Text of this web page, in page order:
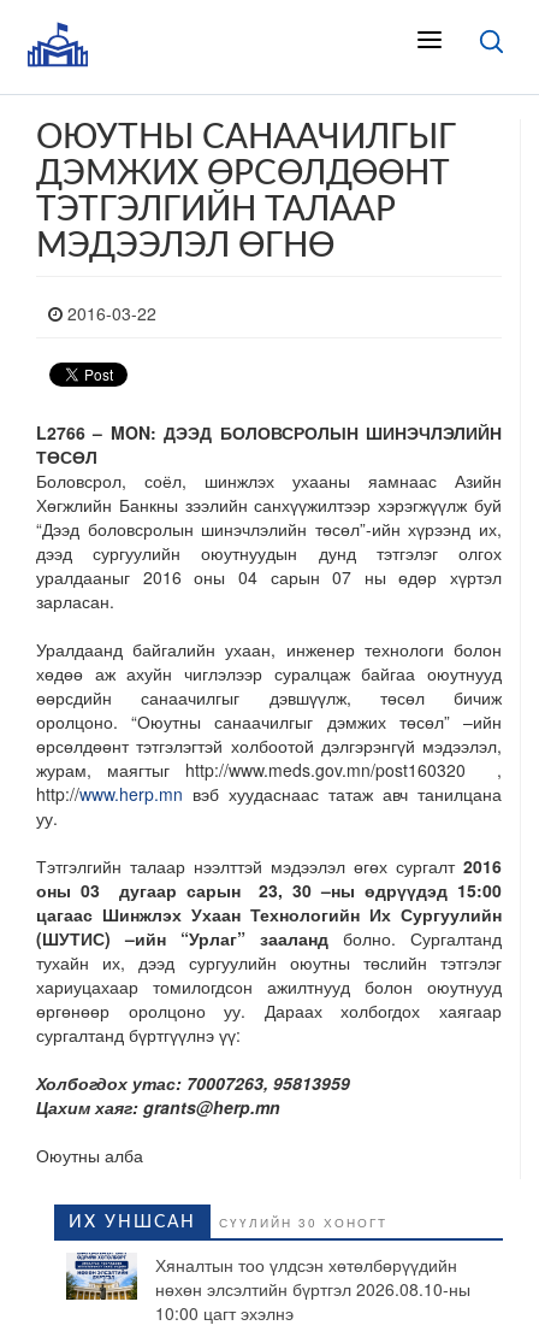
ОЮУТНЫ САНААЧИЛГЫГ
ДЭМЖИХ ӨРСӨЛДӨӨНТ
ТЭТГЭЛГИЙН ТАЛААР
МЭДЭЭЛЭЛ ӨГНӨ
2016-03-22
L2766 – MON:ДЭЭД БОЛОВСРОЛЫН ШИНЭЧЛЭЛИЙН
ТӨСӨЛ
Боловсрол, соёл, шинжлэх ухааны яамнаас Азийн
Хөгжлийн Банкны зээлийн санхүүжилтээр хэрэгжүүлж буй
“Дээд боловсролын шинэчлэлийн төсөл”-ийн хүрээнд их,
дээд сургуулийн оюутнуудын дунд тэтгэлэг олгох
уралдааныг 2016 оны 04 сарын 07 ны өдөр хүртэл
зарласан.
Уралдаанд байгалийн ухаан, инженер технологи болон
хөдөө аж ахуйн чиглэлээр суралцаж байгаа оюутнууд
өөрсдийн санаачилгыг дэвшүүлж, төсөл бичиж
оролцоно. “Оюутны санаачилгыг дэмжих төсөл” –ийн
өрсөлдөөнт тэтгэлэгтэй холбоотой дэлгэрэнгүй мэдээлэл,
журам, маягтыг http://www.meds.gov.mn/post160320 ,
http://www.herp.mn вэб хуудаснаас татаж авч танилцана
уу.
Тэтгэлгийн талаар нээлттэй мэдээлэл өгөх сургалт 2016
оны 03 дугаар сарын 23, 30 –ны өдрүүдэд 15:00
цагаас Шинжлэх Ухаан Технологийн Их Сургуулийн
(ШУТИС) –ийн “Урлаг” зааланд болно. Сургалтанд
тухайн их, дээд сургуулийн оюутны төслийн тэтгэлэг
хариуцахаар томилогдсон ажилтнууд болон оюутнууд
өргөнөөр оролцоно уу. Дараах холбогдох хаягаар
сургалтанд бүртгүүлнэ үү:
Холбогдох утас: 70007263, 95813959
Цахим хаяг: grants@herp.mn
Оюутны алба
ИХ УНШСАН СҮҮЛИЙН 30 ХОНОГТ
Хяналтын тоо үлдсэн хөтөлбөрүүдийн
нөхөн элсэлтийн бүртгэл 2026.08.10-ны
10:00 цагт эхэлнэ